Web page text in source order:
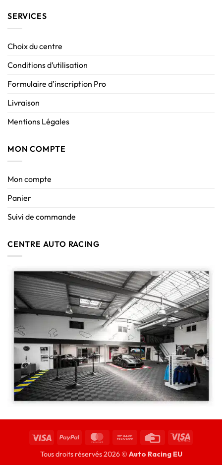
SERVICES
Choix du centre
Conditions d’utilisation
Formulaire d’inscription Pro
Livraison
Mentions Légales
MON COMPTE
Mon compte
Panier
Suivi de commande
CENTRE AUTO RACING
Tous droits réservés 2026 © Auto Racing EU